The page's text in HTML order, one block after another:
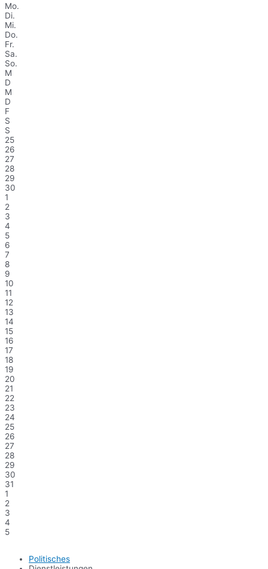
Mo.
Di.
Mi.
Do.
Fr.
Sa.
So.
M
D
M
D
F
S
S
25
26
27
28
29
30
1
2
3
4
5
6
7
8
9
10
11
12
13
14
15
16
17
18
19
20
21
22
23
24
25
26
27
28
29
30
31
1
2
3
4
5
Politisches